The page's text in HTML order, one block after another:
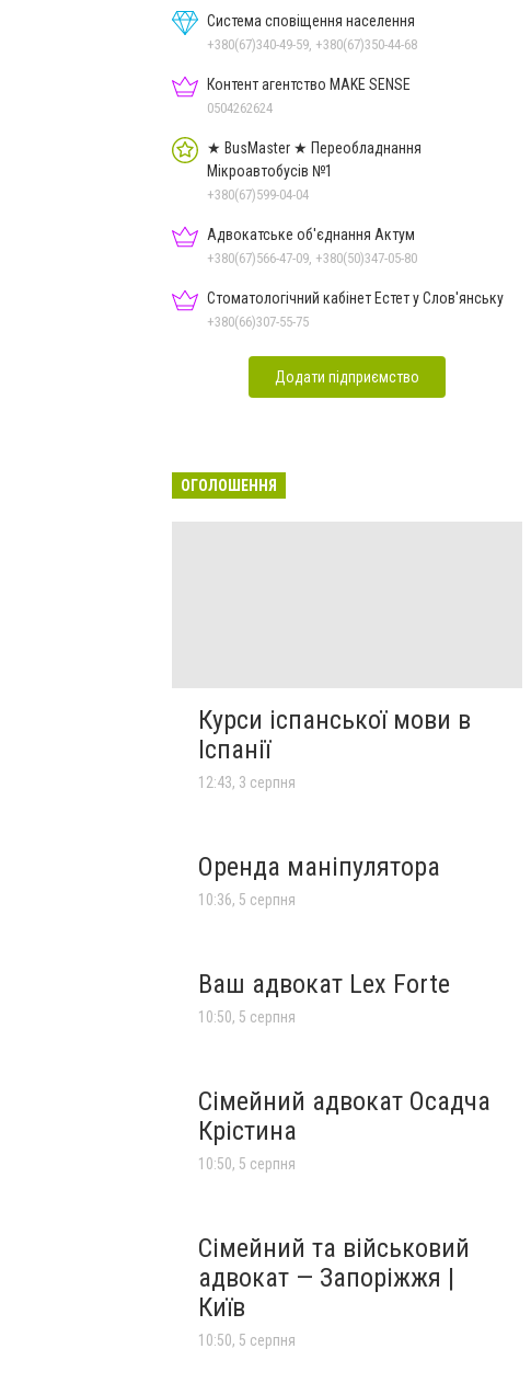
Система сповіщення населення
+380(67)340-49-59, +380(67)350-44-68
Контент агентство MAKE SENSE
0504262624
★ BusMaster ★ Переобладнання
Мікроавтобусів №1
+380(67)599-04-04
Адвокатське об'єднання Актум
+380(67)566-47-09, +380(50)347-05-80
Стоматологічний кабінет Естет у Слов'янську
+380(66)307-55-75
Додати підприємство
ОГОЛОШЕННЯ
Курси іспанської мови в
Іспанії
12:43, 3 серпня
Оренда маніпулятора
10:36, 5 серпня
Ваш адвокат Lex Forte
10:50, 5 серпня
Сімейний адвокат Осадча
Крістина
10:50, 5 серпня
Сімейний та військовий
адвокат — Запоріжжя |
Київ
10:50, 5 серпня